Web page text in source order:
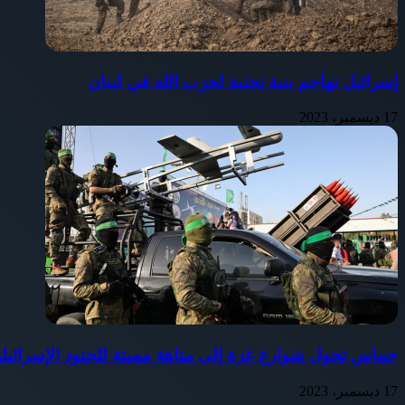
إسرائيل تهاجم بنية تحتية لحزب الله في لبنان
17 ديسمبر، 2023
حماس تحول شوارع غزة إلى متاهة مميتة للجنود
17 ديسمبر، 2023